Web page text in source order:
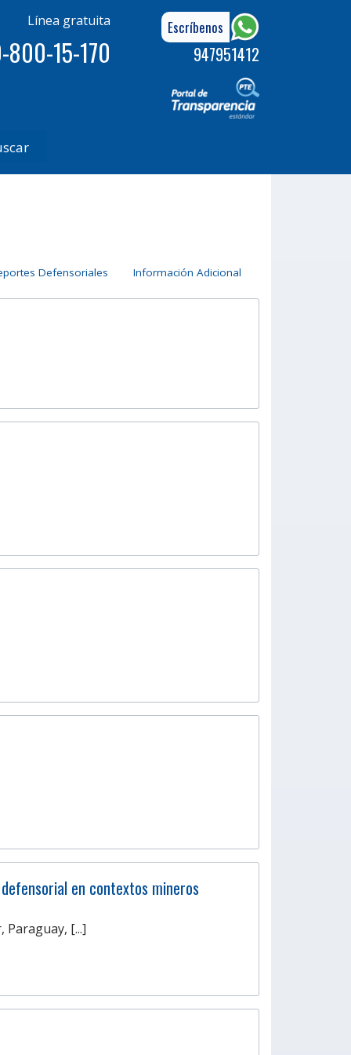
Línea gratuita
800-15-170
Escríbenos
947951412
Defensoriales Información Adicional
en contextos mineros
Paraguay, [...]